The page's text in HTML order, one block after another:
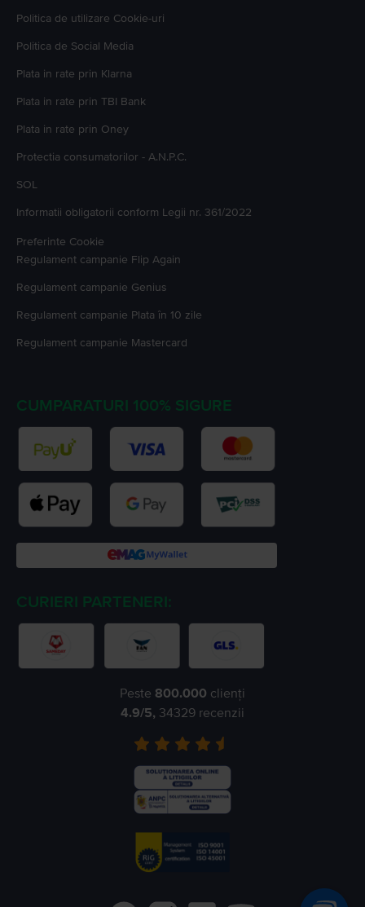
Politica de utilizare Cookie-uri
Politica de Social Media
Plata in rate prin Klarna
Plata in rate prin TBI Bank
Plata in rate prin Oney
Protectia consumatorilor - A.N.P.C.
SOL
Informatii obligatorii conform Legii nr. 361/2022
Preferinte Cookie
Regulament campanie Flip Again
Regulament campanie Genius
Regulament campanie Plata în 10 zile
Regulament campanie Mastercard
CUMPARATURI 100% SIGURE
CURIERI PARTENERI:
Peste 800.000 clienți
4.9/5, 34329 recenzii